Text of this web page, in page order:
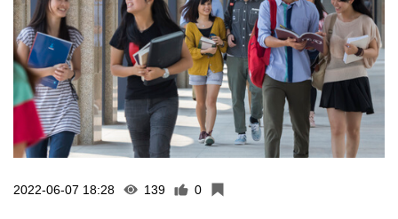
2022-06-07 18:28 139 0